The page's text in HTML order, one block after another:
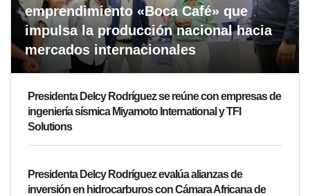
emprendimiento «Boca Café» que
impulsa la producción nacional hacia
mercados internacionales
Presidenta Delcy Rodríguez se reúne con empresas de
ingeniería sísmica Miyamoto International y TFI
Solutions
Presidenta Delcy Rodríguez evalúa alianzas de
inversión en hidrocarburos con Cámara Africana de